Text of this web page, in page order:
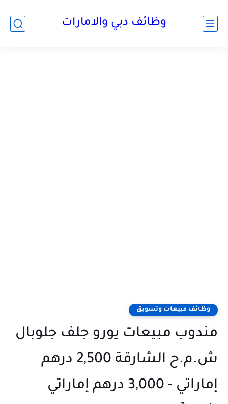
وظائف دبي والامارات
وظائف مبيعات وتسويق
مندوب مبيعات يورو جلف جلوبال
ش.م.ح الشارقة 2,500 درهم
إماراتي - 3,000 درهم إماراتي